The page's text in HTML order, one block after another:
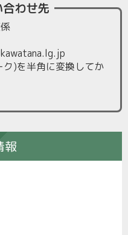
わせ先
)を半角に変換してか
報